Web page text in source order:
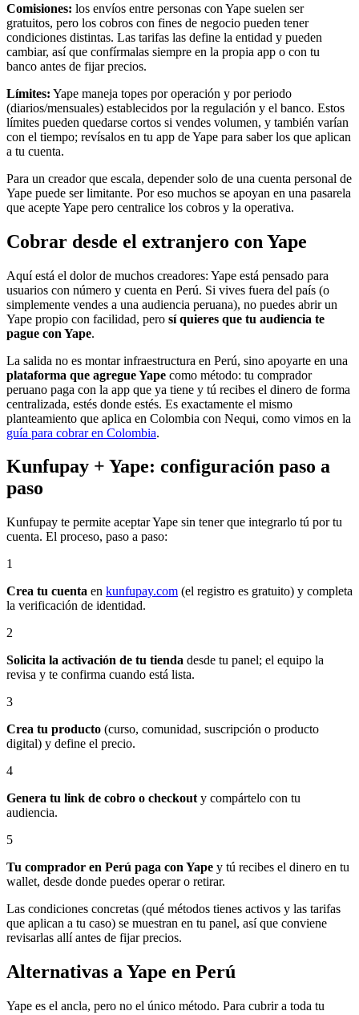
Comisiones: los envíos entre personas con Yape suelen ser
gratuitos, pero los cobros con fines de negocio pueden tener
condiciones distintas. Las tarifas las define la entidad y pueden
cambiar, así que confírmalas siempre en la propia app o con tu
banco antes de fijar precios.
Límites: Yape maneja topes por operación y por periodo
(diarios/mensuales) establecidos por la regulación y el banco. Estos
límites pueden quedarse cortos si vendes volumen, y también varían
con el tiempo; revísalos en tu app de Yape para saber los que aplican
a tu cuenta.
Para un creador que escala, depender solo de una cuenta personal de
Yape puede ser limitante. Por eso muchos se apoyan en una pasarela
que acepte Yape pero centralice los cobros y la operativa.
Cobrar desde el extranjero con Yape
Aquí está el dolor de muchos creadores: Yape está pensado para
usuarios con número y cuenta en Perú. Si vives fuera del país (o
simplemente vendes a una audiencia peruana), no puedes abrir un
Yape propio con facilidad, pero sí quieres que tu audiencia te
pague con Yape.
La salida no es montar infraestructura en Perú, sino apoyarte en una
plataforma que agregue Yape como método: tu comprador
peruano paga con la app que ya tiene y tú recibes el dinero de forma
centralizada, estés donde estés. Es exactamente el mismo
planteamiento que aplica en Colombia con Nequi, como vimos en la
guía para cobrar en Colombia.
Kunfupay + Yape: configuración paso a
paso
Kunfupay te permite aceptar Yape sin tener que integrarlo tú por tu
cuenta. El proceso, paso a paso:
1
Crea tu cuenta en kunfupay.com (el registro es gratuito) y completa
la verificación de identidad.
2
Solicita la activación de tu tienda desde tu panel; el equipo la
revisa y te confirma cuando está lista.
3
Crea tu producto (curso, comunidad, suscripción o producto
digital) y define el precio.
4
Genera tu link de cobro o checkout y compártelo con tu
audiencia.
5
Tu comprador en Perú paga con Yape y tú recibes el dinero en tu
wallet, desde donde puedes operar o retirar.
Las condiciones concretas (qué métodos tienes activos y las tarifas
que aplican a tu caso) se muestran en tu panel, así que conviene
revisarlas allí antes de fijar precios.
Alternativas a Yape en Perú
Yape es el ancla, pero no el único método. Para cubrir a toda tu